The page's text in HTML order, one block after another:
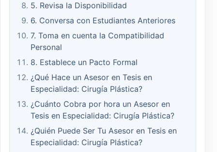
5. Revisa la Disponibilidad
6. Conversa con Estudiantes Anteriores
7. Toma en cuenta la Compatibilidad
Personal
8. Establece un Pacto Formal
¿Qué Hace un Asesor en Tesis en
Especialidad: Cirugía Plástica?
¿Cuánto Cobra por hora un Asesor en
Tesis en Especialidad: Cirugía Plástica?
¿Quién Puede Ser Tu Asesor en Tesis en
Especialidad: Cirugía Plástica?